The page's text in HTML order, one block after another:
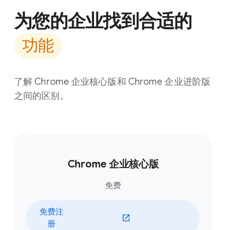
为您的企业找到合适的
功能
了解 Chrome 企业核心版和 Chrome 企业进阶版
之间的区别。
Chrome 企业核心版
免费
免费注
册